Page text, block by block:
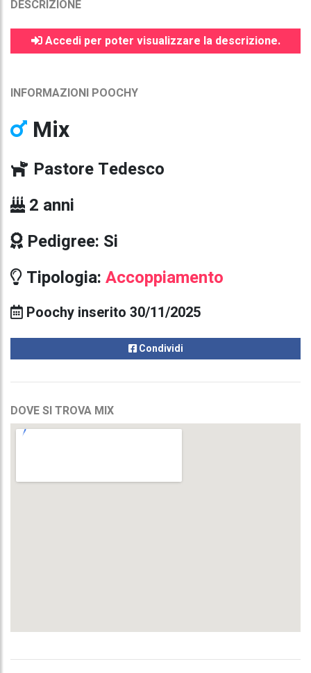
DESCRIZIONE
Accedi per poter visualizzare la descrizione.
INFORMAZIONI POOCHY
Mix
Pastore Tedesco
2 anni
Pedigree: Si
Tipologia: Accoppiamento
Poochy inserito 30/11/2025
Condividi
DOVE SI TROVA MIX